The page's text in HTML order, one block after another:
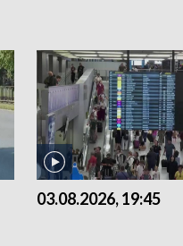
03.08.2026, 19:45